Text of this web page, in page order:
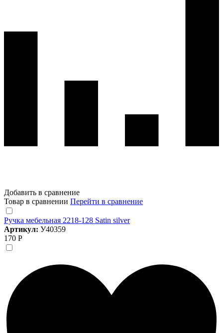
Добавить в сравнение
Товар в сравнении Перейти в сравнение
Ручка мебельная 2218-128 Satin silver
Артикул: У40359
170 Р